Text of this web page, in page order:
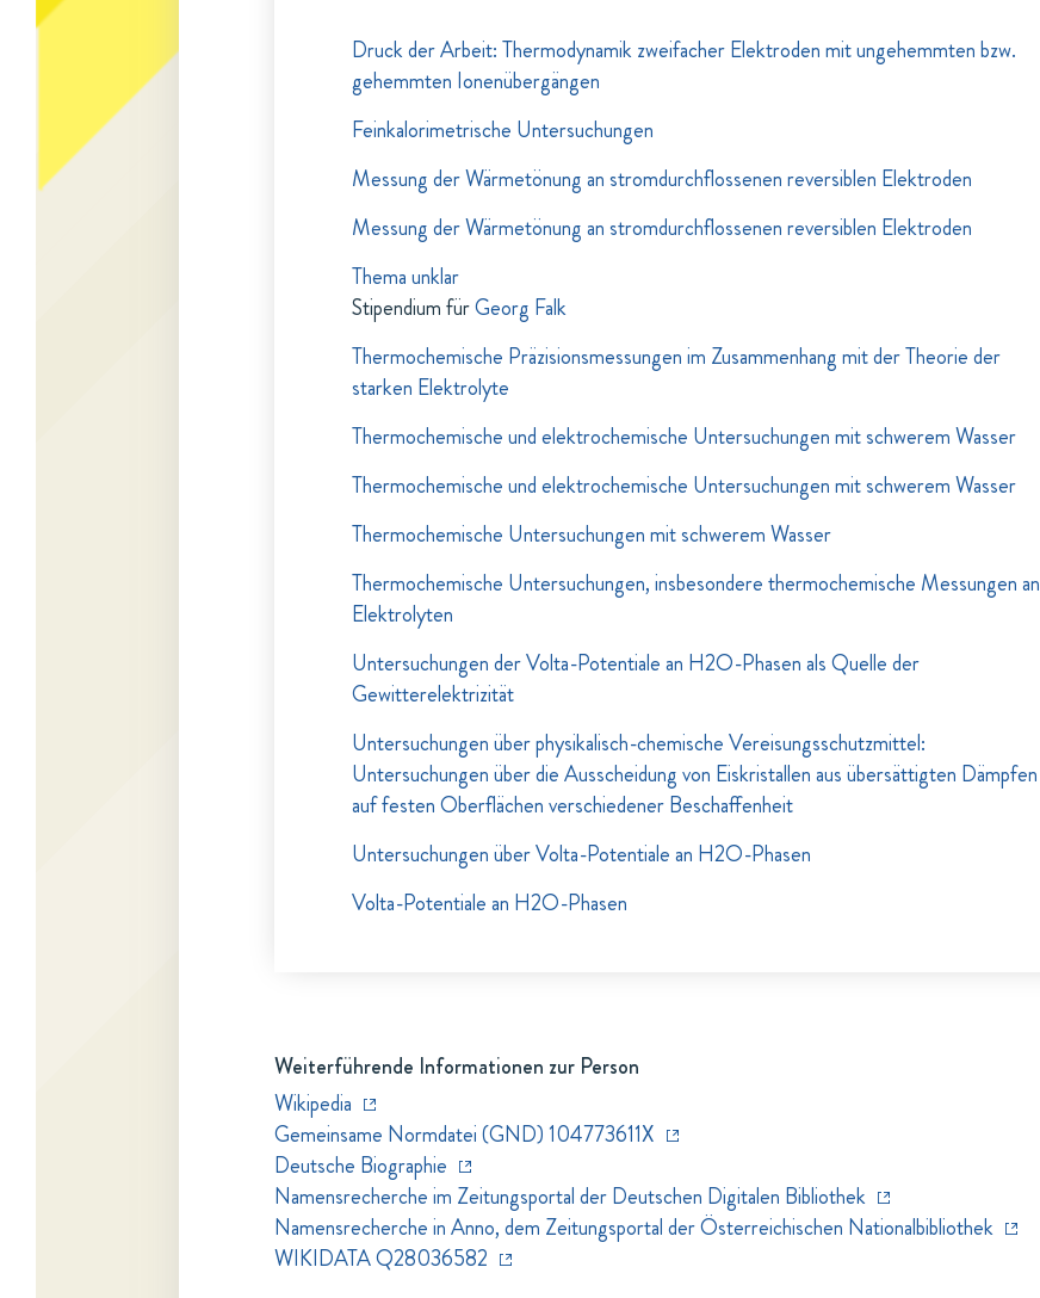
Druck der Arbeit: Thermodynamik zweifacher Elektroden mit ungehemmten bzw.
gehemmten Ionenübergängen
Feinkalorimetrische Untersuchungen
Messung der Wärmetönung an stromdurchflossenen reversiblen Elektroden
Messung der Wärmetönung an stromdurchflossenen reversiblen Elektroden
Thema unklar
Stipendium fürGeorg Falk
Thermochemische Präzisionsmessungen im Zusammenhang mit der Theorie der
starken Elektrolyte
Thermochemische und elektrochemische Untersuchungen mit schwerem Wasser
Thermochemische und elektrochemische Untersuchungen mit schwerem Wasser
Thermochemische Untersuchungen mit schwerem Wasser
Thermochemische Untersuchungen, insbesondere thermochemische Messungen an
Elektrolyten
Untersuchungen der Volta-Potentiale an H2O-Phasen als Quelle der
Gewitterelektrizität
Untersuchungen über physikalisch-chemische Vereisungsschutzmittel:
Untersuchungen über die Ausscheidung von Eiskristallen aus übersättigten Dämpfen
auf festen Oberflächen verschiedener Beschaffenheit
Untersuchungen über Volta-Potentiale an H2O-Phasen
Volta-Potentiale an H2O-Phasen
Weiterführende Informationen zur Person
Wikipedia
Gemeinsame Normdatei (GND) 104773611X
Deutsche Biographie
Namensrecherche im Zeitungsportal der Deutschen Digitalen Bibliothek
Namensrecherche in Anno, dem Zeitungsportal der Österreichischen Nationalbibliothek
WIKIDATA Q28036582